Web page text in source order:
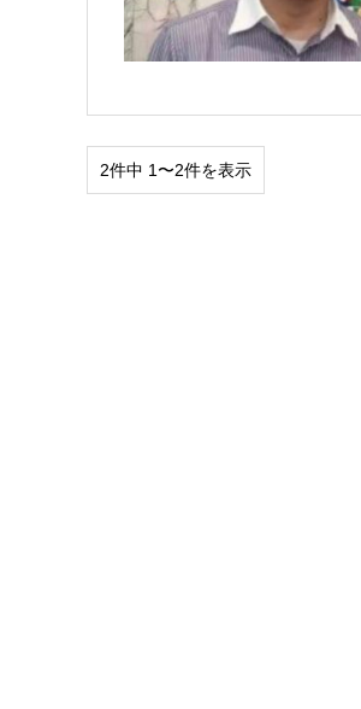
2件中 1〜2件を表示